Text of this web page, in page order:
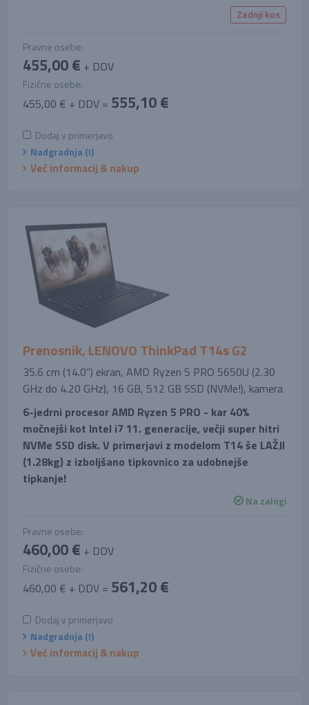
Zadnji kos
Pravne osebe:
455,00 € + DDV
Fizične osebe:
455,00 € + DDV = 555,10 €
Dodaj v primerjavo
Nadgradnja (!)
Več informacij & nakup
Prenosnik, LENOVO ThinkPad T14s G2
35.6 cm (14.0'') ekran, AMD Ryzen 5 PRO 5650U (2.30
GHz do 4.20 GHz), 16 GB, 512 GB SSD (NVMe!), kamera
6-jedrni procesor AMD Ryzen 5 PRO - kar 40%
močnejši kot Intel i7 11. generacije, večji super hitri
NVMe SSD disk. V primerjavi z modelom T14 še LAŽJI
(1.28kg) z izboljšano tipkovnico za udobnejše
tipkanje!
Na zalogi
Pravne osebe:
460,00 € + DDV
Fizične osebe:
460,00 € + DDV = 561,20 €
Dodaj v primerjavo
Nadgradnja (!)
Več informacij & nakup